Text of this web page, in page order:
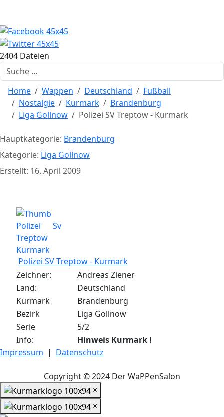
2404 Dateien
Suchen
Home Wappen Deutschland
Fußball
Nostalgie
Kurmark
Brandenburg
Liga Gollnow
Polizei SV Treptow - Kurmark
Hauptkategorie: Brandenburg
Kategorie: Liga Gollnow
Erstellt: 16. April 2009
Polizei SV Treptow - Kurmark
Zeichner:
Andreas Ziener
Land:
Deutschland
Kurmark
Brandenburg
Bezirk
Liga Gollnow
Serie
5/2
Info:
Hinweis Kurmark !
Impressum | Datenschutz
Copyright © 2024 Der WaPPenSalon
×
×